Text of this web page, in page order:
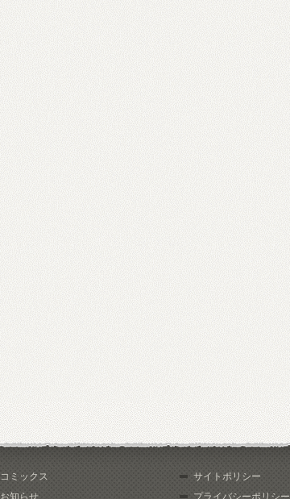
コミックス
お知らせ
サイトポリシー
プライバシーポリシー